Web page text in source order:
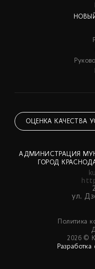
ОЦЕНКА КАЧЕСТВА
АДМИНИСТРАЦИЯ
ГОРОД
ул.
Политика
2026 ©
Разработка